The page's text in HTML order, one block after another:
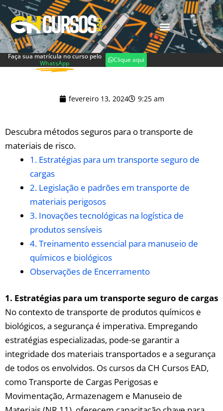
Faça sua matrícula no curso pelo
WhatsApp
Clique aqui
fevereiro 13, 2024 9:25 am
Descubra métodos seguros para o transporte ⁢de
‌materiais ⁤de risco.
1. Estratégias para um⁣ transporte ⁤seguro de
cargas
2. ⁣Legislação e ⁤padrões em transporte de
materiais​ perigosos
3. Inovações​ tecnológicas na logística de
produtos sensíveis
4. Treinamento essencial para manuseio de
⁣químicos ⁣e biológicos
Observações ⁢de⁤ Encerramento
1. Estratégias para ⁣um transporte ⁤seguro de cargas
No ​contexto​ de transporte de‍ produtos químicos e⁣
biológicos,⁤ a segurança‍ é imperativa. ⁢Empregando
estratégias especializadas, pode-se garantir a
‍integridade dos materiais transportados e a segurança
de ​todos os ⁤envolvidos. Os cursos da‌ CH Cursos EAD,
como Transporte de‌ Cargas Perigosas e
Movimentação, Armazenagem e Manuseio de